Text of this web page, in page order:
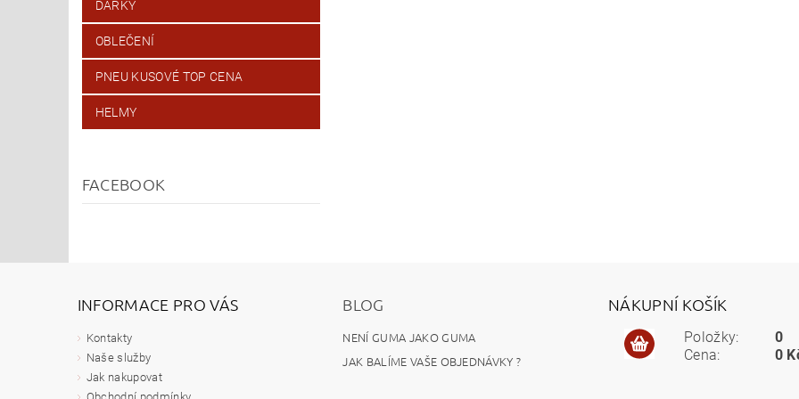
DÁRKY
OBLEČENÍ
PNEU KUSOVÉ TOP CENA
HELMY
FACEBOOK
INFORMACE PRO VÁS
Kontakty
Naše služby
Jak nakupovat
BLOG
NENÍ GUMA JAKO GUMA
JAK BALÍME VAŠE OBJEDNÁVKY ?
NÁKUPNÍ KOŠÍK
Položky:
Cena:
0
0